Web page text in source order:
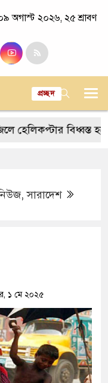
অগাস্ট ২০২৬, ২৫ শ্রাবণ
প্রচ্ছদ
বিধ্বস্ত হয়ে
,সারাদেশ
১ মে ২০২৫